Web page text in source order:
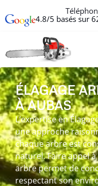
4.8/5 basés sur
ÉLAGAGE
À AUBAS
L’expertise en
une approche
chaque arbre est
naturel. Faire appel
arbre permet de
respectant son